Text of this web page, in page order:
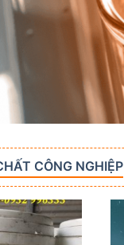
CÔNG NGHIỆP